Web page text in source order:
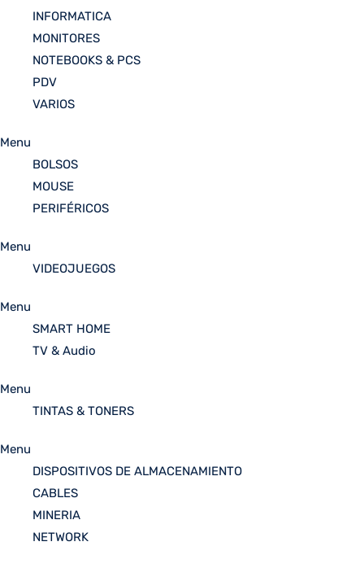
INFORMATICA
MONITORES
NOTEBOOKS & PCS
PDV
VARIOS
Menu
BOLSOS
MOUSE
PERIFÉRICOS
Menu
VIDEOJUEGOS
Menu
SMART HOME
TV & Audio
Menu
TINTAS & TONERS
Menu
DISPOSITIVOS DE ALMACENAMIENTO
CABLES
MINERIA
NETWORK